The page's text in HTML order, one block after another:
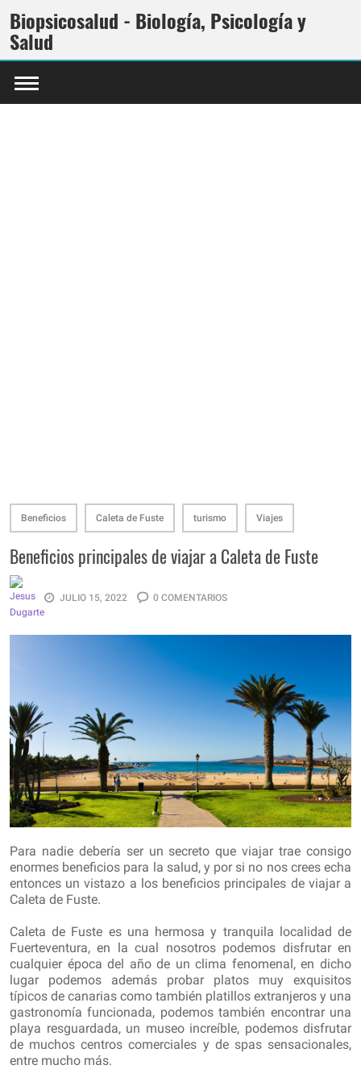
Biopsicosalud - Biología, Psicología y
Salud
Beneficios Caleta de Fuste turismo Viajes
Beneficios principales de viajar a Caleta de Fuste
JULIO 15, 2022 0 COMENTARIOS
Para nadie debería ser un secreto que viajar trae consigo
enormes beneficios para la salud, y por si no nos crees echa
entonces un vistazo a los beneficios principales de viajar a
Caleta de Fuste.
Caleta de Fuste es una hermosa y tranquila localidad de
Fuerteventura, en la cual nosotros podemos disfrutar en
cualquier época del año de un clima fenomenal, en dicho
lugar podemos además probar platos muy exquisitos
típicos de canarias como también platillos extranjeros y una
gastronomía funcionada, podemos también encontrar una
playa resguardada, un museo increíble, podemos disfrutar
de muchos centros comerciales y de spas sensacionales,
entre mucho más.